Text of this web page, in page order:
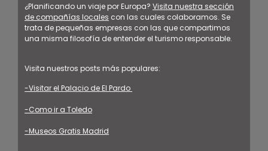
¿Planificando un viaje por Europa? Visita nuestra sección
de compañías locales con las cuales colaboramos. Se
trata de pequeñas empresas con las que compartimos
una misma filosofía de entender el turismo responsable.
Visita nuestros posts más populares:
-Visitar el Palacio de El Pardo
-Como ir a Toledo
-Museos Gratis Madrid